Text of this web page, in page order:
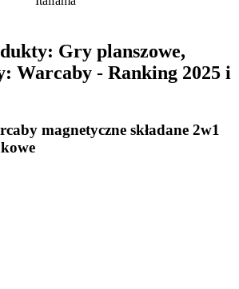
Gry planszowe,
Warcaby - Ranking 2025 i
magnetyczne składane 2w1